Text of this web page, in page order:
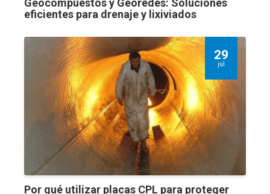
Geocompuestos y Georedes: Soluciones
eficientes para drenaje y lixiviados
29
jul
Por qué utilizar placas CPL para proteger